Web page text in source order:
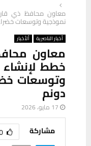
معاون محافظ ذي
نموذجية وتوسعات
أخبار الناصرية ألأخبار
معاون
خطط
وتوسعات
دونم
17 مايو، 2026
مشاركة